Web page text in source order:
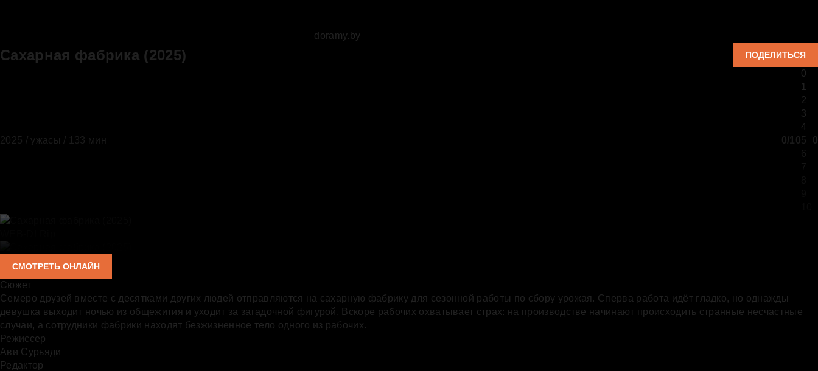
doramy.by
Сахарная фабрика (2025) ПОДЕЛИТЬСЯ
2025 / ужасы / 133 мин 0/10
0
1
2
3
4
5
6
0
СМОТРЕТЬ ОНЛАЙН
Сюжет
Семеро друзей вместе с десятками других людей отправляются на сахарную фабрику для сезонной работы по сбору урожая. Сперва работа идёт гладко, но однажды
девушка выходит ночью из общежития и уходит за загадочной фигурой. Вскоре рабочих охватывает страх: на производстве начинают происходить странные несчастные
случаи, а сотрудники фабрики находят безжизненное тело одного из рабочих.
Режиссер
Ави Сурьяди
Редактор